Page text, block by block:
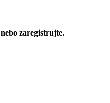
zaregistrujte.